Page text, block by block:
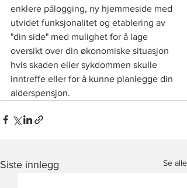
enklere pålogging, ny hjemmeside med
utvidet funksjonalitet og etablering av
"din side" med mulighet for å lage
oversikt over din økonomiske situasjon
hvis skaden eller sykdommen skulle
inntreffe eller for å kunne planlegge din
alderspensjon.
Siste innlegg Se alle